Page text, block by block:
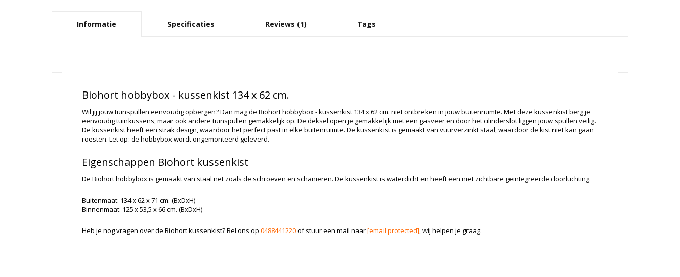
Informatie Specificaties Reviews (1) Tags
Biohort hobbybox - kussenkist 134 x 62 cm.
Wil jij jouw tuinspullen eenvoudig opbergen? Dan mag de Biohort hobbybox - kussenkist 134 x 62 cm. niet ontbreken in jouw buitenruimte. Met deze kussenkist berg je
eenvoudig tuinkussens, maar ook andere tuinspullen gemakkelijk op. De deksel open je gemakkelijk met een gasveer en door het cilinderslot liggen jouw spullen veilig.
De kussenkist heeft een strak design, waardoor het perfect past in elke buitenruimte. De kussenkist is gemaakt van vuurverzinkt staal, waardoor de kist niet kan gaan
roesten. Let op: de hobbybox wordt ongemonteerd geleverd.
Eigenschappen Biohort kussenkist
De Biohort hobbybox is gemaakt van staal net zoals de schroeven en schanieren. De kussenkist is waterdicht en heeft een niet zichtbare geïntegreerde doorluchting.
Buitenmaat: 134 x 62 x 71 cm. (BxDxH)
Binnenmaat: 125 x 53,5 x 66 cm. (BxDxH)
Heb je nog vragen over de Biohort kussenkist? Bel ons op 0488441220of stuur een mail naar[email protected], wij helpen je graag.